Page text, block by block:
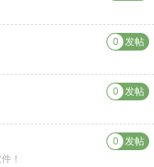
发帖
0
发帖
0
发帖
0
！